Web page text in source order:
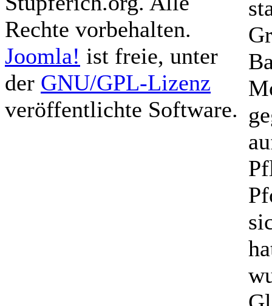
Rechte vorbehalten.
Joomla! ist freie, unter
der GNU/GPL-Lizenz
veröffentlichte Software.